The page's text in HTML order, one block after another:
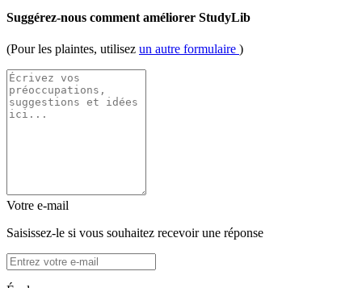
Suggérez-nous comment améliorer StudyLib
(Pour les plaintes, utilisez un autre formulaire )
Votre e-mail
Saisissez-le si vous souhaitez recevoir une réponse